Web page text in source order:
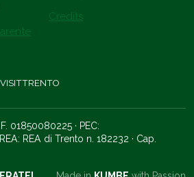
Credits
01850080225 · PEC:
REA: REA di Trento n. 182232 · Cap.